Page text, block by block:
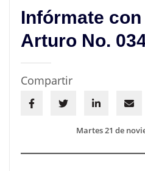
Infórmate
Arturo No.
Compartir
Martes 21 de